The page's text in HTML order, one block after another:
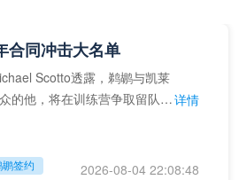
合同冲击大名单
Scotto透露，鹈鹕与凯莱
的他，将在训练营争取留队机详情
鹕签约 2026-08-04 22:08:48